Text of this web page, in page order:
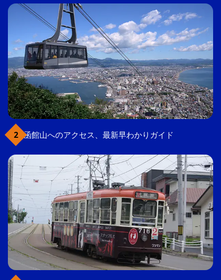
函館山へのアクセス、最新早わかりガイド